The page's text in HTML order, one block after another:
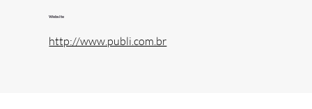
Website
http://www.publi.com.br